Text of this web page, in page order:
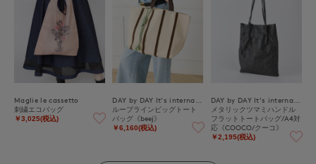
Maglie le cassetto
刺繍エコバッグ
￥3,025(税込)
ループラインビッグトート
バッグ《beej》
￥6,160(税込)
メタリックツマミハンドル
フラットトートバッグ/A4対
応《COOCO/クーコ》
￥2,195(税込)